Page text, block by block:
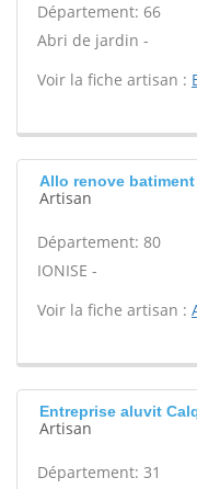
Département: 66
Abri de jardin -
Voir la fiche artisan :
Allo renove
Artisan
Département: 80
IONISE -
Voir la fiche artisan :
Entreprise aluvit
Artisan
Département: 31